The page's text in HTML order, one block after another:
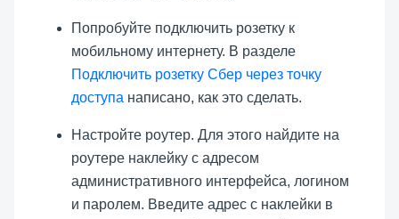
Попробуйте подключить розетку к
мобильному интернету. В разделе
Подключить розетку Сбер через точку
доступа написано, как это сделать.
Настройте роутер. Для этого найдите на
роутере наклейку с адресом
административного интерфейса, логином
и паролем. Введите адрес с наклейки в